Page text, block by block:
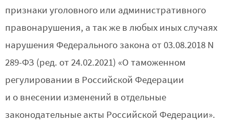
признаки уголовного или административного
правонарушения, а так же в любых иных случаях
нарушения Федерального закона от 03.08.2018 N
289-ФЗ (ред. от 24.02.2021) «О таможенном
регулировании в Российской Федерации
и о внесении изменений в отдельные
законодательные акты Российской Федерации».